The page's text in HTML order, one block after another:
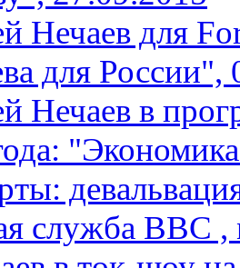
Нечаев для
для России",
Нечаев в
служба BBC